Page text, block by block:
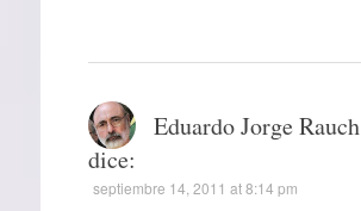
Eduardo Jorge Rauch
dice:
septiembre 14, 2011 at 8:14 pm